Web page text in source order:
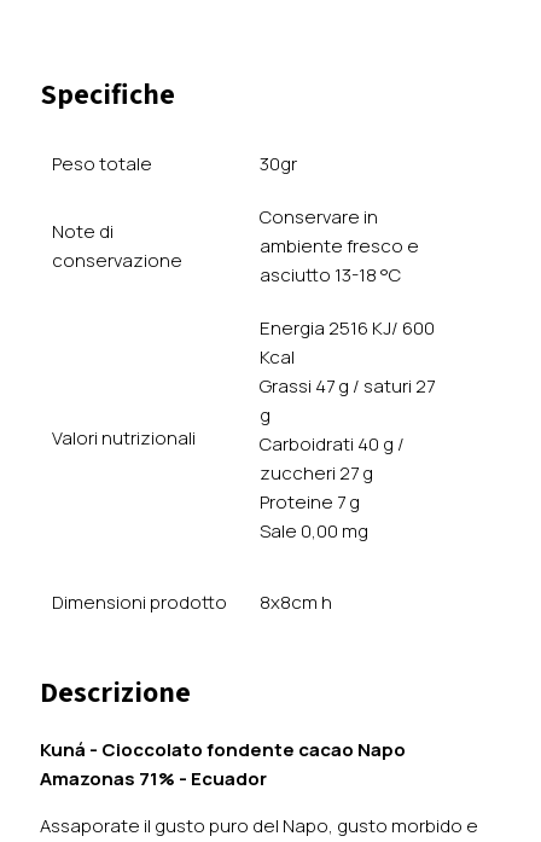
Specifiche
Peso totale 30gr
Note di
conservazione
Conservare in
ambiente fresco e
asciutto 13-18 °C
Valori nutrizionali
Energia 2516 KJ/ 600
Kcal
Grassi 47 g / saturi 27
g
Carboidrati 40 g /
zuccheri 27 g
Proteine 7 g
Sale 0,00 mg
Dimensioni prodotto 8x8cm h
Descrizione
Kuná - Cioccolato fondente cacao Napo
Amazonas 71% - Ecuador
Assaporate il gusto puro del Napo, gusto morbido e